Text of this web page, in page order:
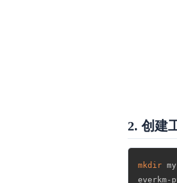
2. 创建
mkdir